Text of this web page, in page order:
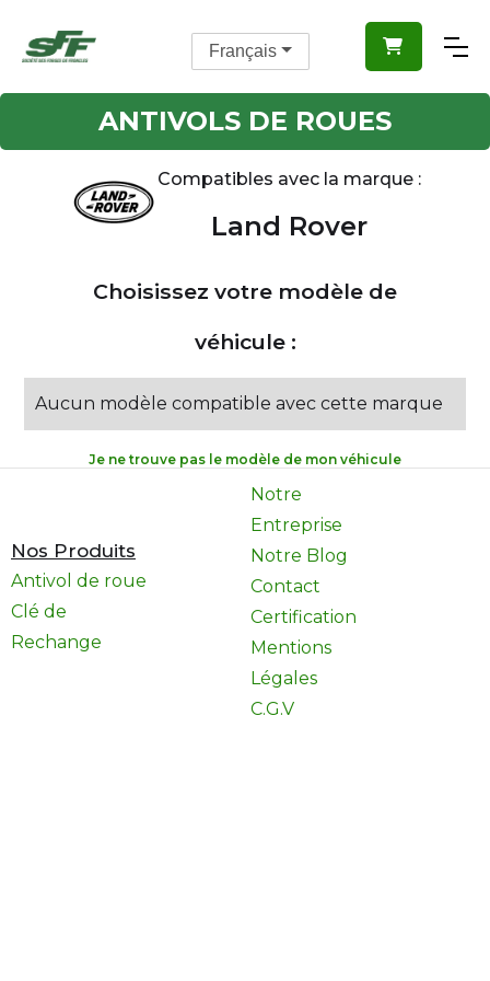

ANTIVOLS DE ROUES
Compatibles avec la marque :
Land Rover
Choisissez votre modèle de
véhicule :
Aucun modèle compatible avec cette marque
Je ne trouve pas le modèle de mon véhicule
Nos Produits
Antivol de roue
Clé de
Rechange
Notre
Entreprise
Notre Blog
Contact
Certification
Mentions
Légales
C.G.V
Français